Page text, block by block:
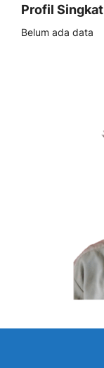
Profil Singkat
Belum ada data